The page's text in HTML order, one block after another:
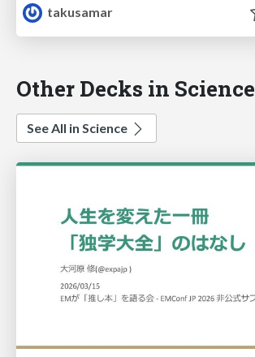
takusamar
Other Decks in Science
See All in Science